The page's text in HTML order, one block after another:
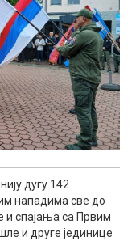
дугу 142
нападима све до
и спајања са Првим
и друге јединице